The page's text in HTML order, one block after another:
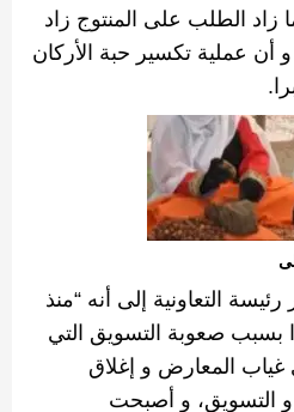
زاد الطلب على المنتوج زاد
أن عملية تكسير حبة الأركان
التعاونية إلى أنه “منذ
بسبب صعوبة التسويق التي
غياب المعارض و إغلاق
و التسويق، و أصبحت